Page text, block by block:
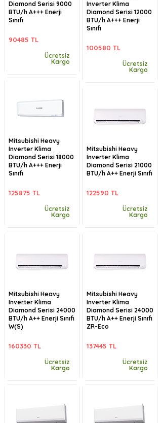
Diamond Serisi 9000
BTU/h A+++ Enerji
Sınıfı
90485 TL
Ücretsiz
Kargo
Mitsubishi Heavy
Inverter Klima
Diamond Serisi 18000
BTU/h A+++ Enerji
Sınıfı
125875 TL
Ücretsiz
Kargo
Mitsubishi Heavy
Inverter Klima
Diamond Serisi 24000
BTU/h A++ Enerji Sınıfı
W(S)
160330 TL
Ücretsiz
Kargo
Inverter Klima
Diamond Serisi 12000
BTU/h A+++ Enerji
Sınıfı
100580 TL
Ücretsiz
Kargo
Mitsubishi Heavy
Inverter Klima
Diamond Serisi 21000
BTU/h A++ Enerji Sınıfı
122590 TL
Ücretsiz
Kargo
Mitsubishi Heavy
Inverter Klima
Diamond Serisi 24000
BTU/h A++ Enerji Sınıfı
ZR-Eco
137445 TL
Ücretsiz
Kargo